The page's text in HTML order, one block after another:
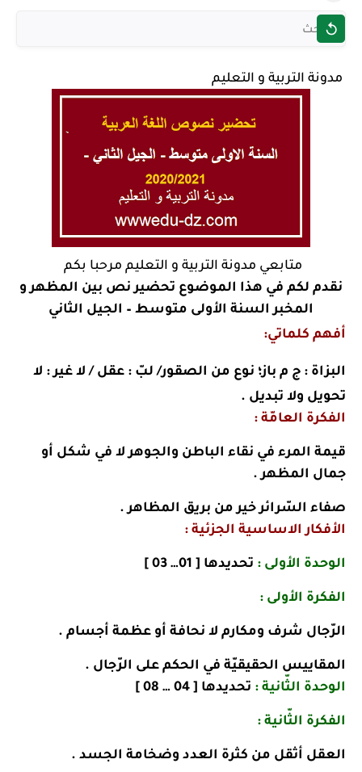
مدونة التربية و التعليم
متابعي مدونة التربية و التعليم مرحبا بكم
نقدم لكم في هذا الموضوع تحضير نص بين المظهر و
المخبر السنة الأولى متوسط – الجيل الثاني
أفهم كلماتي:
البزاة : ج م باز؛ نوع من الصقور/ لبّ : عقل / لا غير : لا
تحويل ولا تبديل .
الفكرة العامّة :
قيمة المرء في نقاء الباطن والجوهر لا في شكل أو
جمال المظهر .
صفاء السّرائر خير من بريق المظاهر .
الأفكار الاساسية الجزئية :
الوحدة الأولى : تحديدها [ 01… 03 ]
الفكرة الأولى :
الرّجال شرف ومكارم لا نحافة أو عظمة أجسام .
المقاييس الحقيقيّة في الحكم على الرّجال .
الوحدة الثّانية : تحديدها [ 04 … 08 ]
الفكرة الثّانية :
العقل أثقل من كثرة العدد وضخامة الجسد .